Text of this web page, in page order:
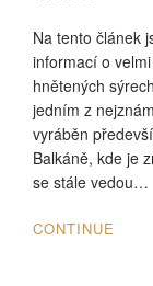
Na tento článek
informací o
hnětených
jedním z
vyráběn
Balkáně, kde je
se stále vedou…
CONTINUE